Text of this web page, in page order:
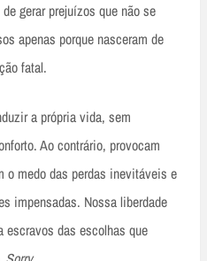
gerar prejuízos que não se
apenas porque nasceram de
fatal.
a própria vida, sem
Ao contrário, provocam
o medo das perdas inevitáveis e
impensadas. Nossa liberdade
escravos das escolhas que